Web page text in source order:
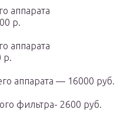
аппарата
р.
аппарата
р.
аппарата — 16000 руб.
фильтра- 2600 руб.